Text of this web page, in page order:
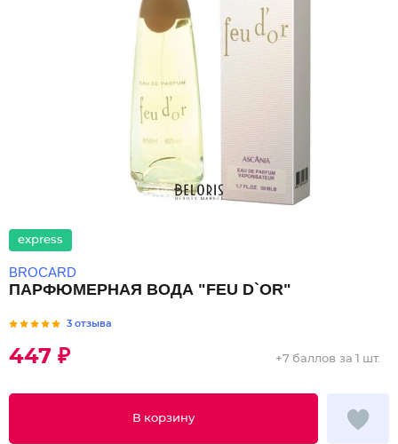
express
BROCARD
ПАРФЮМЕРНАЯ ВОДА "FEU D`OR"
3 отзыва
447 ₽
В корзину
+7 баллов за 1 шт.